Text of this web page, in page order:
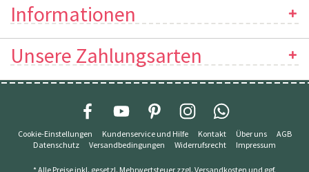
Informationen
Unsere Zahlungsarten
Cookie-Einstellungen Kundenservice und Hilfe Kontakt Über uns
AGB
Datenschutz
Versandbedingungen Widerrufsrecht Impressum
* Alle Preise inkl. gesetzl. Mehrwertsteuer zzgl. Versandkosten und ggf.